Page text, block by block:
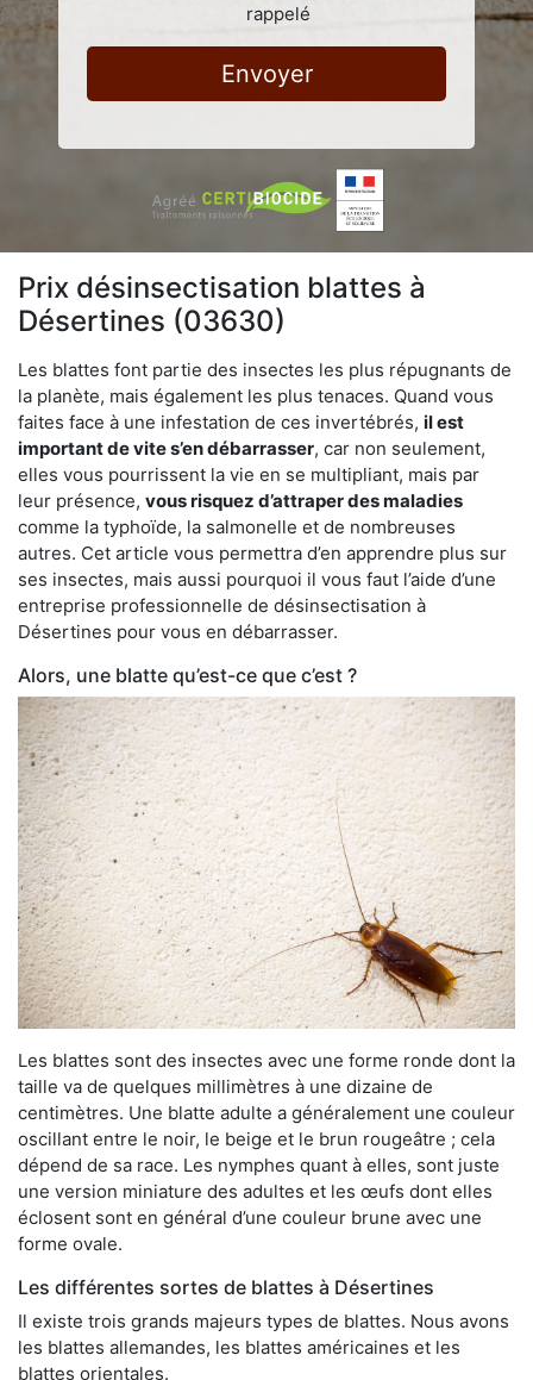
rappelé
Envoyer
Prix désinsectisation blattes à
Désertines (03630)
Les blattes font partie des insectes les plus répugnants de
la planète, mais également les plus tenaces. Quand vous
faites face à une infestation de ces invertébrés, il est
important de vite s’en débarrasser, car non seulement,
elles vous pourrissent la vie en se multipliant, mais par
leur présence, vous risquez d’attraper des maladies
comme la typhoïde, la salmonelle et de nombreuses
autres. Cet article vous permettra d’en apprendre plus sur
ses insectes, mais aussi pourquoi il vous faut l’aide d’une
entreprise professionnelle de désinsectisation à
Désertines pour vous en débarrasser.
Alors, une blatte qu’est-ce que c’est ?
Les blattes sont des insectes avec une forme ronde dont la
taille va de quelques millimètres à une dizaine de
centimètres. Une blatte adulte a généralement une couleur
oscillant entre le noir, le beige et le brun rougeâtre ; cela
dépend de sa race. Les nymphes quant à elles, sont juste
une version miniature des adultes et les œufs dont elles
éclosent sont en général d’une couleur brune avec une
forme ovale.
Les différentes sortes de blattes à Désertines
Il existe trois grands majeurs types de blattes. Nous avons
les blattes allemandes, les blattes américaines et les
blattes orientales.